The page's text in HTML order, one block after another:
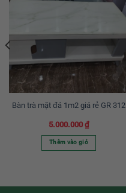
Bàn trà mặt đá 1m2 giá rẻ GR 312
5.000.000 ₫
Thêm vào giỏ